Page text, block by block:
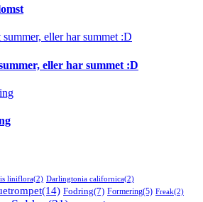
eller har summet :D
liniflora(2) Darlingtonia californica(2)
(14) Fodring(7) Formering(5) Freak(2)